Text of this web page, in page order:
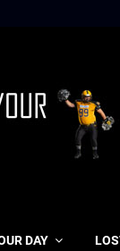
DAY